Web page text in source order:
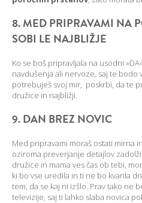
8. MED PRIPRAVAMI NA
SOBI LE NAJBLIŽJE
Ko se boš pripravljala na usodni
navdušenja ali nervoze, saj te bodo
potrebuješ svoj mir, poskrbi, da te
družice in najbližji.
9. DAN BREZ NOVIC
Med pripravami moraš ostati mirna
oziroma preverjanje detajlov
družice in mama ves čas ob tebi,
ki bo vse uredila in ti ne bo kvarila
tem, da se kaj ni izšlo. Prav tako ne
televizije, saj ti lahko slaba novica